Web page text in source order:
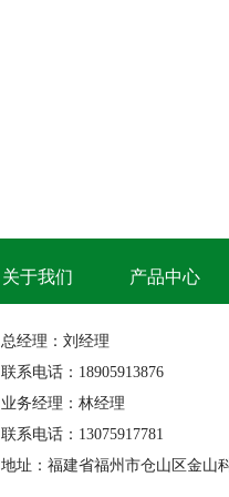
关于我们 产品中心
总经理：刘经理
联系电话：18905913876
业务经理：林经理
联系电话：13075917781
地址：福建省福州市仓山区金山